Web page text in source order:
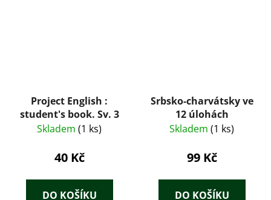
Project English :
student's book. Sv. 3
Skladem (1 ks)
40 Kč
DO KOŠÍKU
Srbsko-charvátsky ve
12 úlohách
Skladem (1 ks)
99 Kč
DO KOŠÍKU